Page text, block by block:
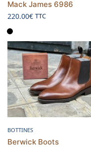
Mack James 6986
220.00€ TTC
Choix des options
BOTTINES
Berwick Boots